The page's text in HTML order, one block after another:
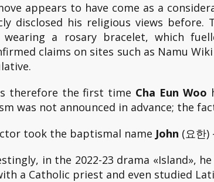
appears to have come as a
disclosed his religious views
wearing a rosary bracelet, which
claims on sites such as Namu
therefore the first time Cha Eun Woo
was not announced in advance; the
took the baptismal name John (요한
in the 2022-23 drama «Island»,
a Catholic priest and even studied